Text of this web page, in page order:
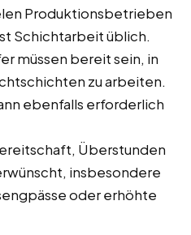
Produktionsbetrieben
Schichtarbeit üblich.
müssen bereit sein, in
zu arbeiten.
ebenfalls erforderlich
Überstunden
insbesondere
oder erhöhte